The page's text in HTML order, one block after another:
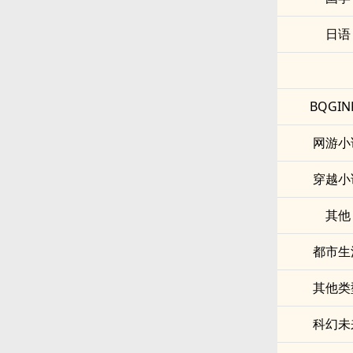
日语
网游
穿越
其他
都市
其他
科幻